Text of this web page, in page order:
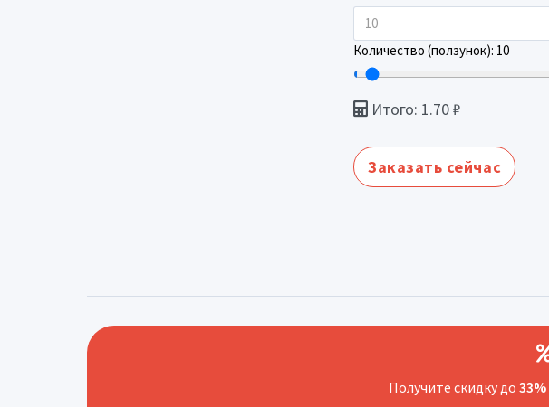
Количество (ползунок): 10
Итого: 1.70₽
Заказать сейчас
Получите скидку до 33%